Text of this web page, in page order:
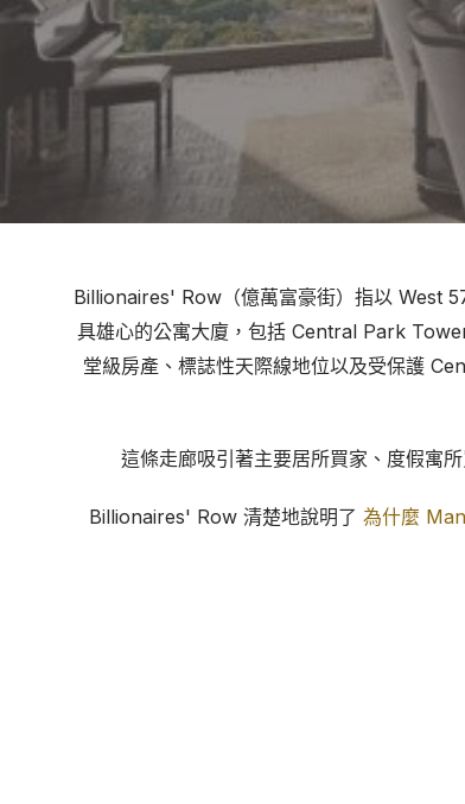
Billionaires' Row（億萬富豪街）指以 West
具雄心的公寓大廈，包括 Central Park
堂級房產、標誌性天際線地位以及受保護
這條走廊吸引著主要居所買家、度假寓
Billionaires' Row 清楚地說明了 為什麼